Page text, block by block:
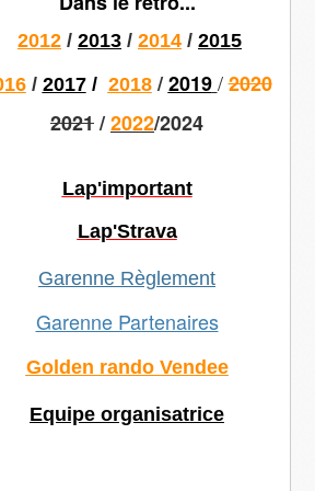
2012 / 2013 / 2014 / 2015
/ 2017/ 2018 / 2019 /2020
2021/2022/2024
Lap'important
Lap'Strava
Garenne Règlement
Garenne Partenaires
Golden rando Vendee
Equipe organisatrice